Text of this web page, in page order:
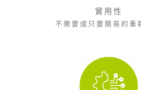
實用性
不需要或只要簡易的重